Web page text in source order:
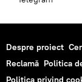
Despre proiect
Reclamă Politica